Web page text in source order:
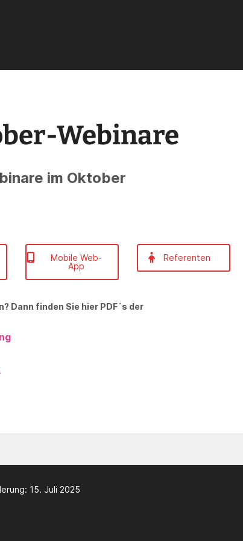
Webinare
im Oktober
Mobile Web-
App
Referenten
Dann finden Sie hier PDF´s der
15. Juli 2025